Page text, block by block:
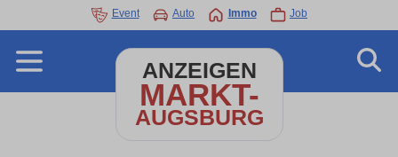
Event Auto Immo Job
ANZEIGEN
MARKT-
AUGSBURG